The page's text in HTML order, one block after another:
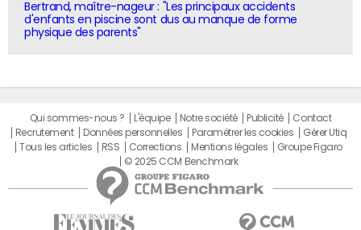
Bertrand, maître-nageur : "Les principaux accidents
d'enfants en piscine sont dus au manque de forme
physique des parents"
Qui sommes-nous ? L'équipe Notre société Publicité
Contact
Recrutement
Données personnelles Paramétrer les cookies
Gérer Utiq
Tous les articles
RSS Corrections Mentions légales
Groupe Figaro
© 2025 CCM Benchmark